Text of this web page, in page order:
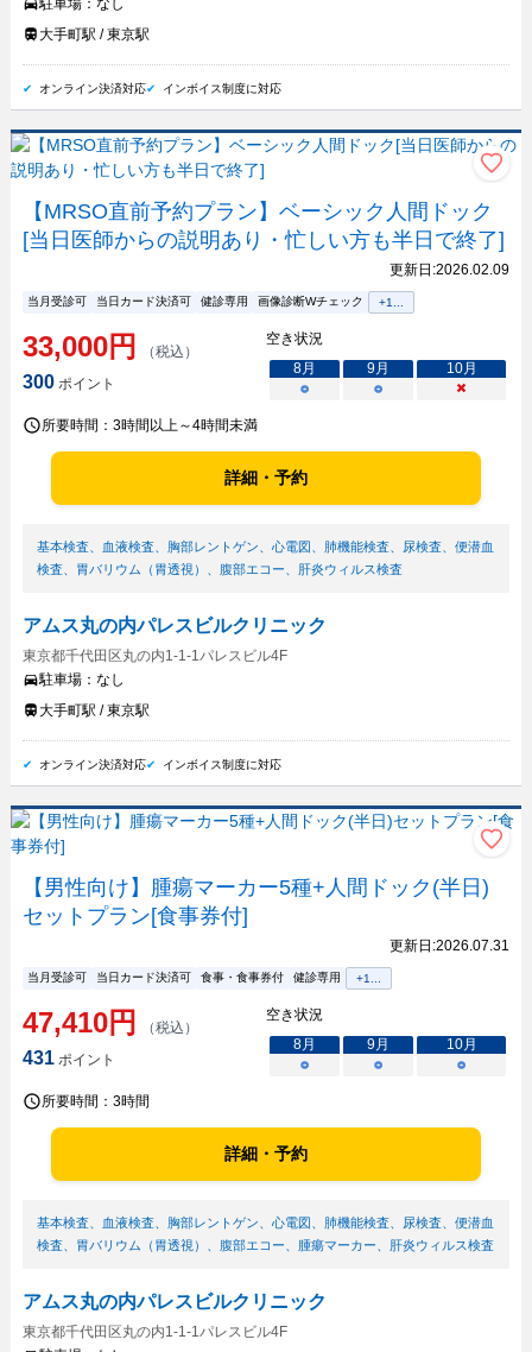
駐車場： なし
大手町駅 / 東京駅
オンライン決済対応 インボイス制度に対応
【MRSO直前予約プラン】ベーシック人間ドック
[当日医師からの説明あり・忙しい方も半日で終了]
更新日:2026.02.09
当月受診可 当日カード決済可 健診専用 画像診断Wチェック +1...
33,000円 （税込）
300ポイント
空き状況
8月 9月 10月
○
○ ×
所要時間： 3時間以上～4時間未満
詳細・予約
基本検査、 血液検査、 胸部レントゲン 心電図 肺機能検査、 尿検査、 便潜血
検査、 胃バリウム（胃透視） 腹部エコー 肝炎ウィルス検査
アムス丸の内パレスビルクリニック
東京都千代田区丸の内1-1-1パレスビル4F
駐車場： なし
大手町駅 / 東京駅
オンライン決済対応 インボイス制度に対応
【男性向け】腫瘍マーカー5種+人間ドック(半日)
セットプラン[食事券付]
更新日:2026.07.31
当月受診可 当日カード決済可 食事・食事券付 健診専用 +1...
47,410円 （税込）
431ポイント
空き状況
8月 9月 10月
○
○ ○
所要時間： 3時間
詳細・予約
基本検査、 血液検査、 胸部レントゲン 心電図 肺機能検査、 尿検査、 便潜血
検査、 胃バリウム（胃透視） 腹部エコー 腫瘍マーカー 肝炎ウィルス検査
アムス丸の内パレスビルクリニック
東京都千代田区丸の内1-1-1パレスビル4F